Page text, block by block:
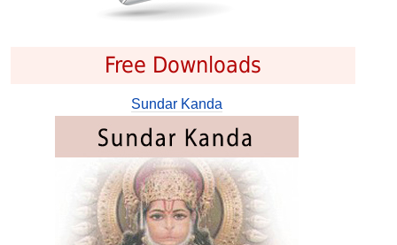
Free Downloads
Sundar Kanda